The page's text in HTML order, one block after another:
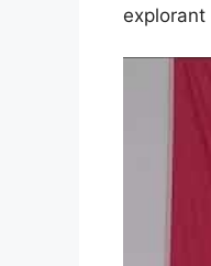
explorant